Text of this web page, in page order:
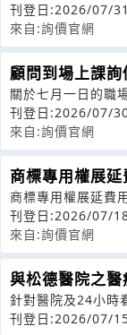
刊登日:2026/07/31
來自:詢價官網
顧問到場上課詢
關於七月一日的職
師到公司進行宣導
刊登日:2026/07/
來自:詢價官網
商標專用權展延
商標專用權展延費
刊登日:2026/07/
來自:詢價官網
與松德醫院之醫
針對醫院及24小時
病情且延誤救治究
刊登日:2026/07/